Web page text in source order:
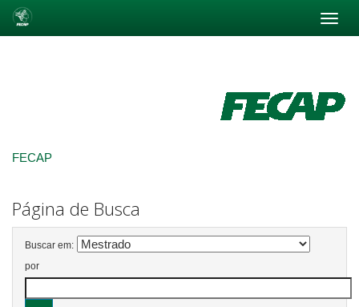
FECAP
Página de Busca
Buscar em:
por